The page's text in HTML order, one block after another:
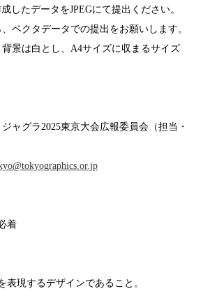
したデータをJPEGにて提出ください。
ベクタデータでの提出をお願いします。
景は白とし、A4サイズに収まるサイズ
ャグラ2025東京大会広報委員会（担当・
着
表現するデザインであること。